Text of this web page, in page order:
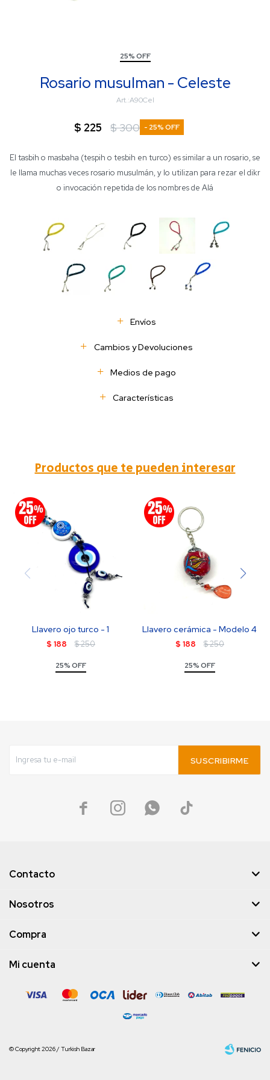
25% OFF
Rosario musulman - Celeste
A90Cel
$ 225 $300 25
El tasbih o masbaha (tespih o tesbih en turco) es similar a un rosario, se
le llama muchas veces rosario musulmán, y lo utilizan para rezar el dikr
o invocación repetida de los nombres de Alá
Envíos
Cambios y Devoluciones
Medios de pago
Características
Productos que te pueden interesar
Llavero ojo turco - 1
$ 188 $250
25% OFF
Llavero cerámica - Modelo 4
$ 188 $250
25% OFF
SUSCRIBIRME
   
Contacto
Nosotros
Compra
Mi cuenta
© Copyright 2026 / Turkish Bazar